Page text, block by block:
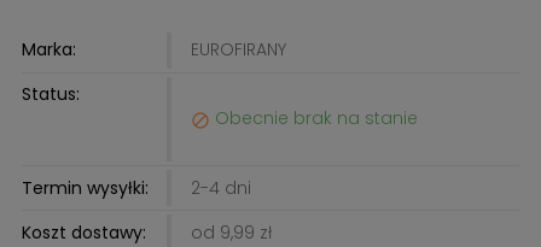
Marka:
EUROFIRANY
Status:
 Obecnie brak na stanie
Termin wysyłki:
2-4 dni
Koszt dostawy:
od 9,99 zł